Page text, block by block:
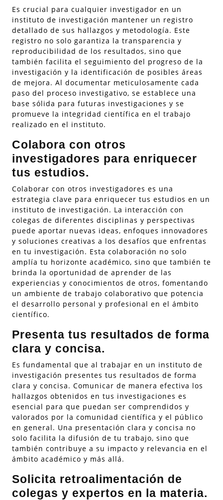
Es crucial para cualquier investigador en un
instituto de investigación mantener un registro
detallado de sus hallazgos y metodología. Este
registro no solo garantiza la transparencia y
reproducibilidad de los resultados, sino que
también facilita el seguimiento del progreso de la
investigación y la identificación de posibles áreas
de mejora. Al documentar meticulosamente cada
paso del proceso investigativo, se establece una
base sólida para futuras investigaciones y se
promueve la integridad científica en el trabajo
realizado en el instituto.
Colabora con otros
investigadores para enriquecer
tus estudios.
Colaborar con otros investigadores es una
estrategia clave para enriquecer tus estudios en un
instituto de investigación. La interacción con
colegas de diferentes disciplinas y perspectivas
puede aportar nuevas ideas, enfoques innovadores
y soluciones creativas a los desafíos que enfrentas
en tu investigación. Esta colaboración no solo
amplía tu horizonte académico, sino que también te
brinda la oportunidad de aprender de las
experiencias y conocimientos de otros, fomentando
un ambiente de trabajo colaborativo que potencia
el desarrollo personal y profesional en el ámbito
científico.
Presenta tus resultados de forma
clara y concisa.
Es fundamental que al trabajar en un instituto de
investigación presentes tus resultados de forma
clara y concisa. Comunicar de manera efectiva los
hallazgos obtenidos en tus investigaciones es
esencial para que puedan ser comprendidos y
valorados por la comunidad científica y el público
en general. Una presentación clara y concisa no
solo facilita la difusión de tu trabajo, sino que
también contribuye a su impacto y relevancia en el
ámbito académico y más allá.
Solicita retroalimentación de
colegas y expertos en la materia.